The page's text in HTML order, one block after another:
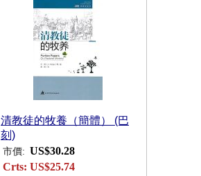
清教徒的牧養（簡體） (巴
刻)
市價: US$30.28
Crts: US$25.74